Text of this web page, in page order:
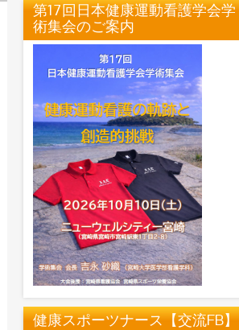
第17回日本健康運動看護学会学
術集会のご案内
健康スポーツナース【交流FB】